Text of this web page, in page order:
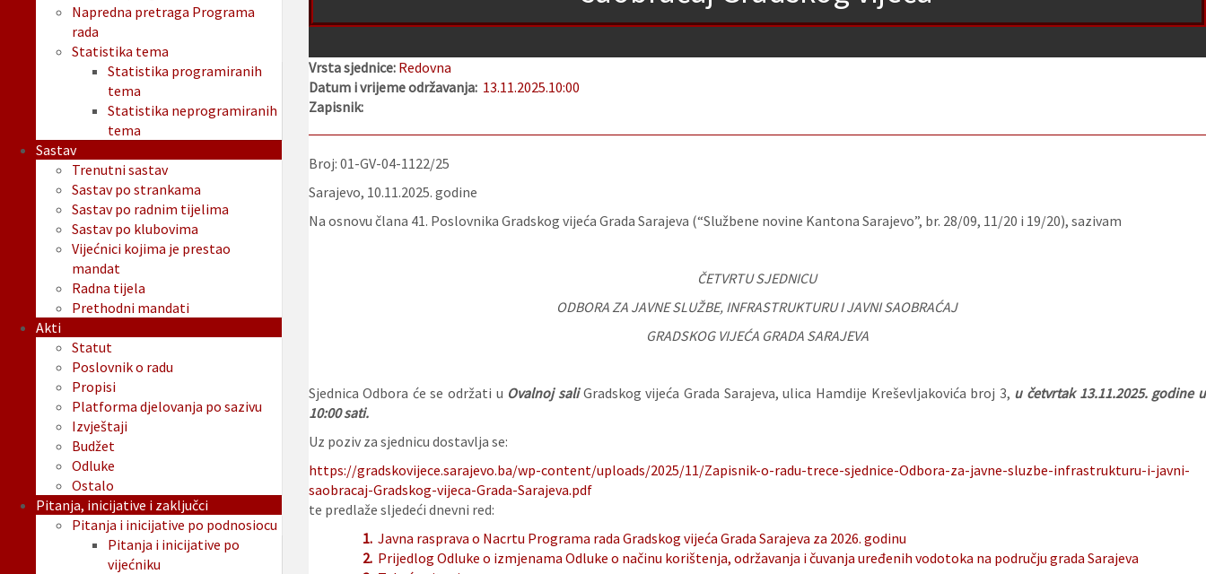
Vrsta sjednice: Redovna
Datum i vrijeme održavanja: 13.11.2025.10:00
Zapisnik:
Broj: 01-GV-04-1122/25
Sarajevo, 10.11.2025. godine
Na osnovu člana 41. Poslovnika Gradskog vijeća Grada Sarajeva (“Službene novine Kantona Sarajevo”, br. 28/09, 11/20 i 19/20), sazivam
ČETVRTU SJEDNICU
ODBORA ZA JAVNE SLUŽBE, INFRASTRUKTURU I JAVNI SAOBRAĆAJ
GRADSKOG VIJEĆA GRADA SARAJEVA
Sjednica Odbora će se održati u Ovalnoj saliGradskog vijeća Grada Sarajeva, ulica Hamdije Kreševljakovića broj 3, u četvrtak 13.11.2025. godine u
10:00 sati.
Uz poziv za sjednicu dostavlja se:
https://gradskovijece.sarajevo.ba/wp-content/uploads/2025/11/Zapisnik-o-radu-trece-sjednice-Odbora-za-javne-sluzbe-infrastrukturu-i-javni-
saobracaj-Gradskog-vijeca-Grada-Sarajeva.pdf
te predlaže sljedeći dnevni red:
1. Javna rasprava o Nacrtu Programa rada Gradskog vijeća Grada Sarajeva za 2026. godinu
2. Prijedlog Odluke o izmjenama Odluke o načinu korištenja, održavanja i čuvanja uređenih vodotoka na području grada Sarajeva
Napredna pretraga Programa
rada
Statistika tema
Statistika programiranih
tema
Statistika neprogramiranih
tema
Sastav
Trenutni sastav
Sastav po strankama
Sastav po radnim tijelima
Sastav po klubovima
Vijećnici kojima je prestao
mandat
Radna tijela
Prethodni mandati
Akti
Statut
Poslovnik o radu
Propisi
Platforma djelovanja po sazivu
Izvještaji
Budžet
Odluke
Ostalo
Pitanja, inicijative i zaključci
Pitanja i inicijative po podnosiocu
Pitanja i inicijative po
vijećniku